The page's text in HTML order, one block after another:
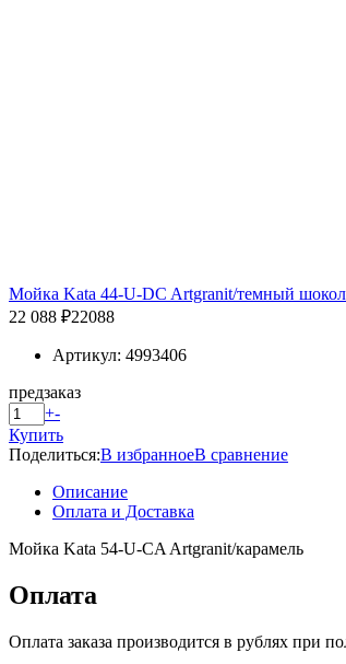
Мойка Kata 44-U-DC Artgranit/темный
22 088 ₽22088
Артикул: 4993406
предзаказ
+-
Купить
Поделиться:В избранноеВ сравнение
Описание
Оплата и Доставка
Мойка Kata 54-U-CA Artgranit/карамель
Оплата
Оплата заказа производится в рублях при